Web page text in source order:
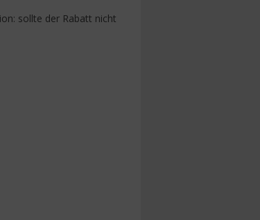
sollte der Rabatt nicht